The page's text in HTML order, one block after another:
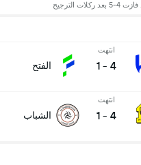
ركلات الترجيح
انتهت
4
-
1 الفتح
انتهت
4
-
1 الشباب